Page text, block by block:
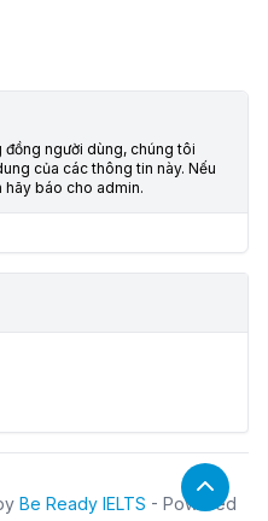
người dùng, chúng tôi
của các thông tin này. Nếu
báo cho admin.
Be Ready IELTS - Powered